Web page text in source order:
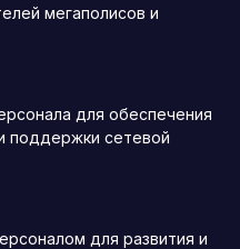
мегаполисов и
для обеспечения
поддержки сетевой
для развития и